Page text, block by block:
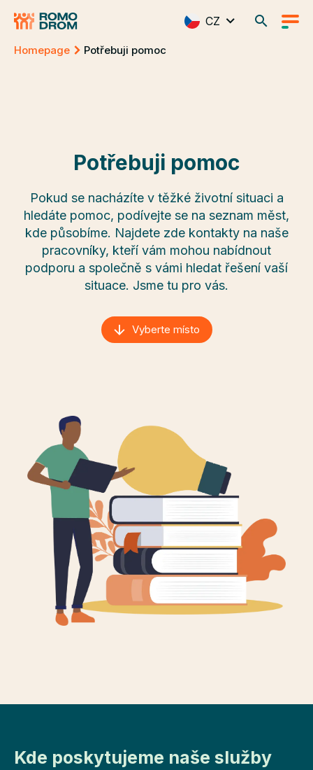
CZ
Homepage Potřebuji pomoc
Potřebuji pomoc
Pokud se nacházíte v těžké životní situaci a
hledáte pomoc, podívejte se na seznam měst,
kde působíme. Najdete zde kontakty na naše
pracovníky, kteří vám mohou nabídnout
podporu a společně s vámi hledat řešení vaší
situace. Jsme tu pro vás.
Vyberte místo
Kde poskytujeme naše služby